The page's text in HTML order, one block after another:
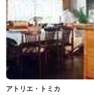
アトリエ・トミカ